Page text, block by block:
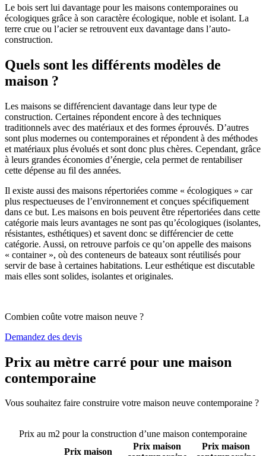
Le bois sert lui davantage pour les maisons contemporaines ou
écologiques grâce à son caractère écologique, noble et isolant. La
terre crue ou l’acier se retrouvent eux davantage dans l’auto-
construction.
Quels sont les différents modèles de
maison ?
Les maisons se différencient davantage dans leur type de
construction. Certaines répondent encore à des techniques
traditionnels avec des matériaux et des formes éprouvés. D’autres
sont plus modernes ou contemporaines et répondent à des méthodes
et matériaux plus évolués et sont donc plus chères. Cependant, grâce
à leurs grandes économies d’énergie, cela permet de rentabiliser
cette dépense au fil des années.
Il existe aussi des maisons répertoriées comme « écologiques » car
plus respectueuses de l’environnement et conçues spécifiquement
dans ce but. Les maisons en bois peuvent être répertoriées dans cette
catégorie mais leurs avantages ne sont pas qu’écologiques (isolantes,
résistantes, esthétiques) et savent donc se différencier de cette
catégorie. Aussi, on retrouve parfois ce qu’on appelle des maisons
« container », où des conteneurs de bateaux sont réutilisés pour
servir de base à certaines habitations. Leur esthétique est discutable
mais elles sont solides, isolantes et originales.
Combien coûte votre maison neuve ?
Demandez des devis
Prix au mètre carré pour une maison
contemporaine
Vous souhaitez faire construire votre maison neuve contemporaine ?
Prix au m2 pour la construction d’une maison contemporaine
Prix maison
Prix maison
Prix maison